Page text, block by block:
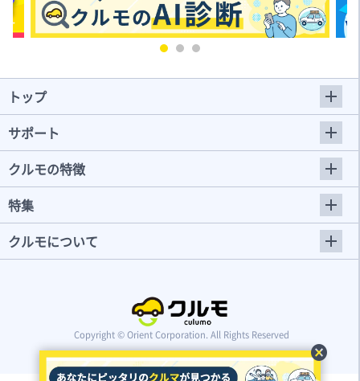
cancel
トップ
サポート
クルモの特徴
特集
クルモについて
Copyright © Orient Corporation. All Rights Reserved